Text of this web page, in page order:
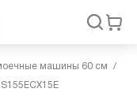
машины 60 см